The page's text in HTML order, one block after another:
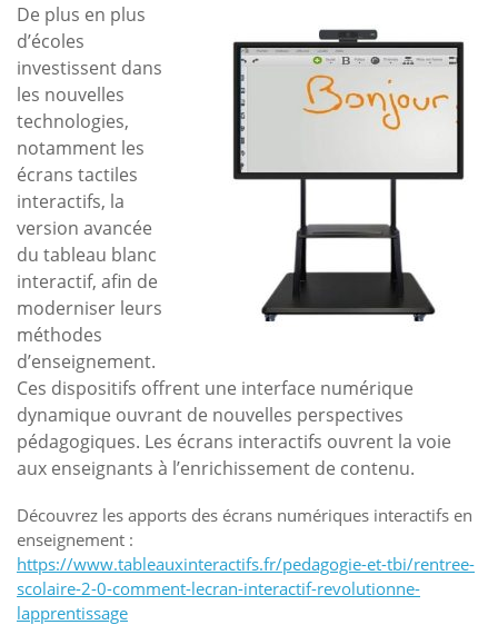
De plus en plus
d’écoles
investissent dans
les nouvelles
technologies,
notamment les
écrans tactiles
interactifs, la
version avancée
du tableau blanc
interactif, afin de
moderniser leurs
méthodes
d’enseignement.
Ces dispositifs offrent une interface numérique
dynamique ouvrant de nouvelles perspectives
pédagogiques. Les écrans interactifs ouvrent la voie
aux enseignants à l’enrichissement de contenu.
Découvrez les apports des écrans numériques interactifs en
enseignement :
https://www.tableauxinteractifs.fr/pedagogie-et-tbi/rentree-
scolaire-2-0-comment-lecran-interactif-revolutionne-
lapprentissage